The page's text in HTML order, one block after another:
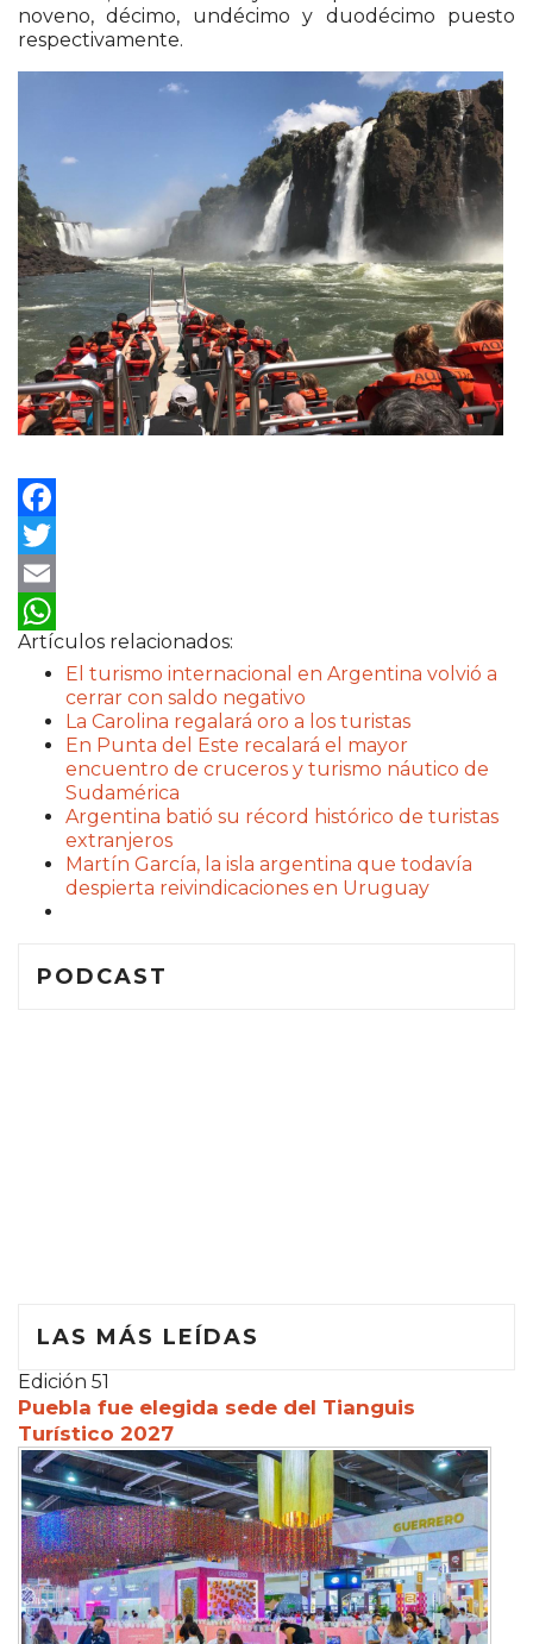
noveno, décimo, undécimo y duodécimo puesto
respectivamente.
Facebook
Twitter
Email
WhatsApp
Artículos relacionados:
El turismo internacional en Argentina volvió a
cerrar con saldo negativo
La Carolina regalará oro a los turistas
En Punta del Este recalará el mayor
encuentro de cruceros y turismo náutico de
Sudamérica
Argentina batió su récord histórico de turistas
extranjeros
Martín García, la isla argentina que todavía
despierta reivindicaciones en Uruguay
PODCAST
LAS MÁS LEÍDAS
Edición 51
Puebla fue elegida sede del Tianguis
Turístico 2027